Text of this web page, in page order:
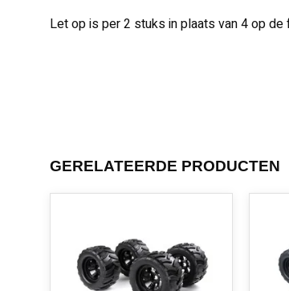
Let op is per 2 stuks in plaats van 4 op de
GERELATEERDE PRODUCTEN